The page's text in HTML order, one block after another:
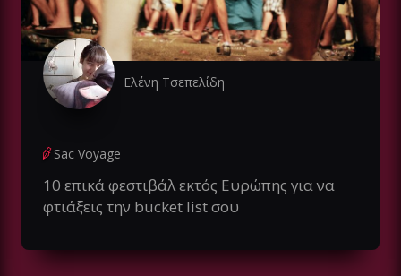
Ελένη Τσεπελίδη
Sac Voyage
10 επικά φεστιβάλ εκτός Ευρώπης για να
φτιάξεις την bucket list σου